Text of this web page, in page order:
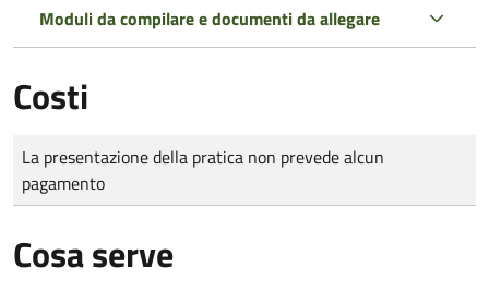
Moduli da compilare e documenti da allegare
Costi
Tipo di pagamento
Importo
La presentazione della pratica non prevede alcun
pagamento
Cosa serve